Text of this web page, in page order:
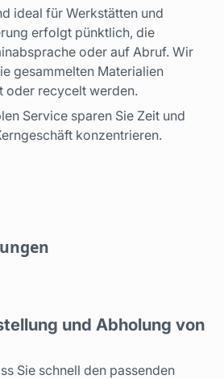
ideal für Werkstätten und
erfolgt pünktlich, die
oder auf Abruf. Wir
gesammelten Materialien
oder recycelt werden.
Service sparen Sie Zeit und
konzentrieren.
und Abholung von
Sie schnell den passenden